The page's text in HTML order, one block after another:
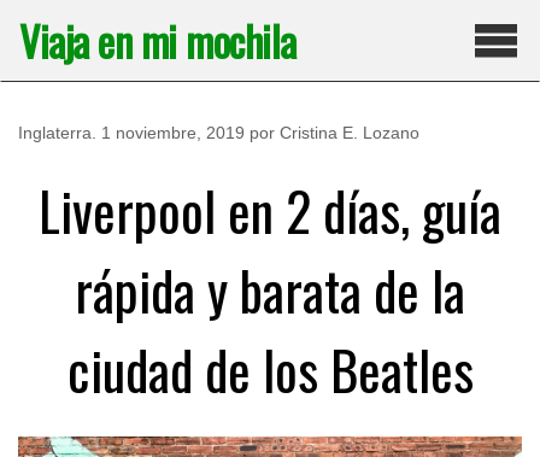
contenido
Viaja en mi mochila
Inglaterra 1 noviembre, 2019 por Cristina E. Lozano
Liverpool en 2 días, guía
rápida y barata de la
ciudad de los Beatles